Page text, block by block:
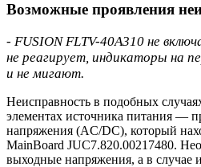
Возможные проявления
- FUSION FLTV-40A310 не
не реагирует, индикаторы на
и не мигают.
Неисправность в подобных
элементах источника питания —
напряжения (AC/DC), который
MainBoard JUC7.820.00217480.
выходные напряжения, а в случае